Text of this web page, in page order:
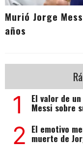
Murió Jorge
años
1 El valor de
Messi sobre
2 El emotivo
muerte de